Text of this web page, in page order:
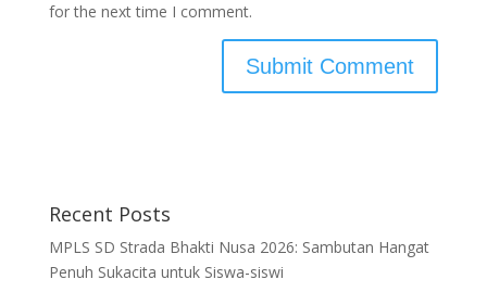
for the next time I comment.
Recent Posts
MPLS SD Strada Bhakti Nusa 2026: Sambutan Hangat
Penuh Sukacita untuk Siswa-siswi